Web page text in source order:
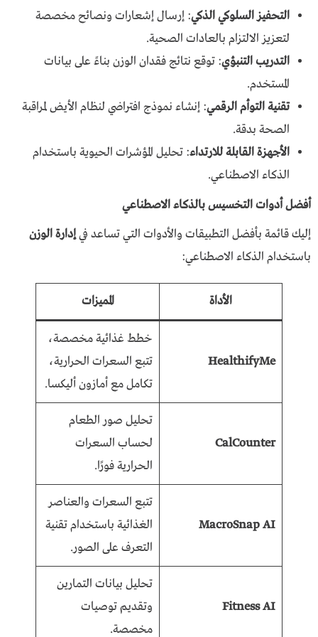
التحفيز السلوكي الذكي: إرسال إشعارات ونصائح مخصصة
لتعزيز الالتزام بالعادات الصحية.
التدريب التنبؤي: توقع نتائج فقدان الوزن بناءً على بيانات
المستخدم.
تقنية التوأم الرقمي: إنشاء نموذج افتراضي لنظام الأيض لمراقبة
الصحة بدقة.
الأجهزة القابلة للارتداء: تحليل المؤشرات الحيوية باستخدام
الذكاء الاصطناعي.
أفضل أدوات التخسيس بالذكاء الاصطناعي
إليك قائمة بأفضل التطبيقات والأدوات التي تساعد فيإدارة الوزن
باستخدام الذكاء الاصطناعي:
الأداة المميزات
HealthifyMe
خطط غذائية مخصصة،
تتبع السعرات الحرارية،
تكامل مع أمازون أليكسا.
CalCounter
تحليل صور الطعام
لحساب السعرات
الحرارية فورًا.
MacroSnap AI
تتبع السعرات والعناصر
الغذائية باستخدام تقنية
التعرف على الصور.
Fitness AI
تحليل بيانات التمارين
وتقديم توصيات
مخصصة.